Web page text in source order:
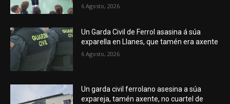
6 Agosto, 2026
Un Garda Civil de Ferrol asasina á súa
exparella en Llanes, que tamén era axente
6 Agosto, 2026
Un garda civil ferrolano asesina a súa
expareja, tamén axente, no cuartel de